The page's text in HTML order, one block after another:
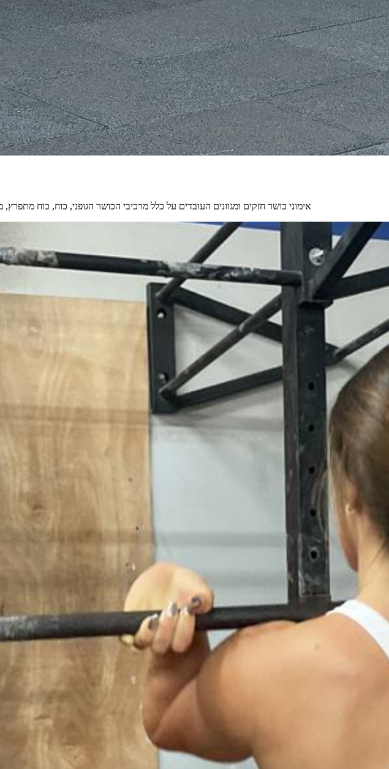
אימוני כושר חזקים ומגוונים העובדים על כלל מרכיבי הכושר הגופני, כוח, כוח מתפרץ,